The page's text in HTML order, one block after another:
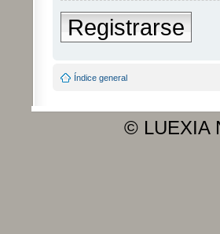
Registrarse
Índice general
© LUEXIA